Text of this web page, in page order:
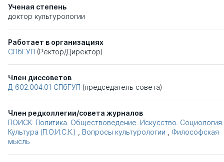
Ученая степень
доктор культурологии
Работает в организациях
СПбГУП (Ректор/Директор)
Член диссоветов
Д 602.004.01 СПбГУП (председатель совета)
Член редколлегии/совета журналов
ПОИСК: Политика. Обществоведение. Искусство. Социология.
Культура (П.О.И.С.К.)
Вопросы культурологии
Философская
мысль